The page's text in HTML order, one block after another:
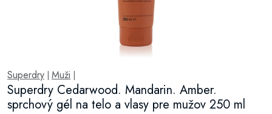
Superdry Muži
Superdry Cedarwood. Mandarin. Amber.
sprchový gél na telo a vlasy pre mužov 250 ml